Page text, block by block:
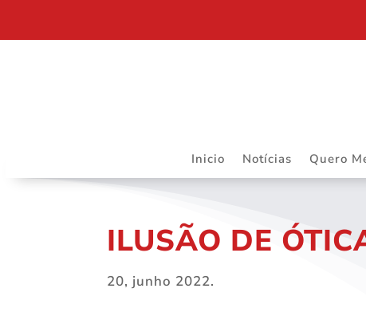
Inicio Notícias Quero
ILUSÃO DE
20, junho 2022.